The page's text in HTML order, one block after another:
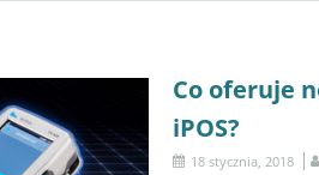
Co oferuje
iPOS?
18 stycznia, 2018